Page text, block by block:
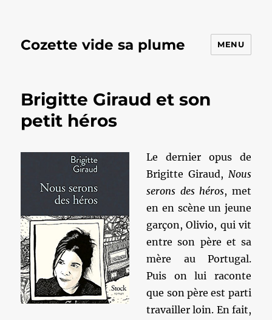
Cozette vide sa plume MENU
Brigitte Giraud et son
petit héros
Le dernier opus de
Brigitte Giraud, Nous
serons des héros, met
en en scène un jeune
garçon, Olivio, qui vit
entre son père et sa
mère au Portugal.
Puis on lui raconte
que son père est parti
travailler loin. En fait,